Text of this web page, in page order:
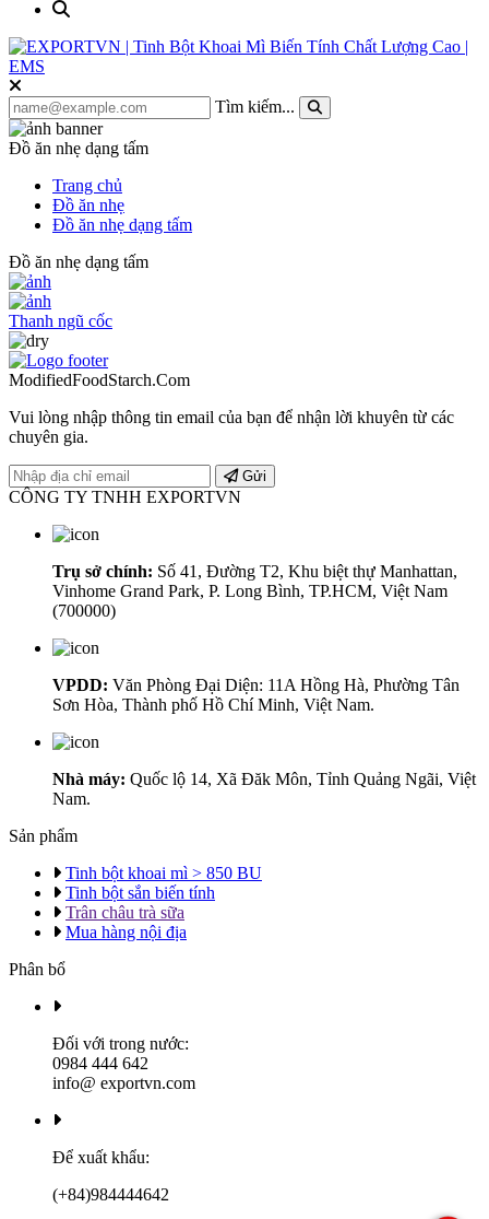
Tìm kiếm...
Đồ ăn nhẹ dạng tấm
Trang chủ
Đồ ăn nhẹ
Đồ ăn nhẹ dạng tấm
Đồ ăn nhẹ dạng tấm
Thanh ngũ cốc
ModifiedFoodStarch.Com
Vui lòng nhập thông tin email của bạn để nhận lời khuyên từ các
chuyên gia.
Gửi
CÔNG TY TNHH EXPORTVN
Trụ sở chính: Số 41, Đường T2, Khu biệt thự Manhattan,
Vinhome Grand Park, P. Long Bình, TP.HCM, Việt Nam
(700000)
VPDD: Văn Phòng Đại Diện: 11A Hồng Hà, Phường Tân
Sơn Hòa, Thành phố Hồ Chí Minh, Việt Nam.
Nhà máy: Quốc lộ 14, Xã Đăk Môn, Tỉnh Quảng Ngãi, Việt
Nam.
Sản phẩm
Tinh bột khoai mì > 850 BU
Tinh bột sắn biến tính
Trân châu trà sữa
Mua hàng nội địa
Phân bổ
Đối với trong nước:
0984 444 642
info@ exportvn.com
Để xuất khẩu:
(+84)984444642